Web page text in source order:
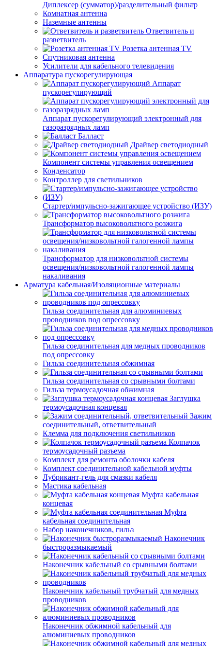
Диплексер (сумматор)/разделительный фильтр
Комнатная антенна
Наземные антенны
Ответвитель и
разветвитель
Розетка антенная TV
Спутниковая антенна
Усилители для кабельного телевидения
Аппаратура пускорегулирующая
Аппарат
пускорегулирующий
Аппарат пускорегулирующий электронный для
газоразрядных ламп
Балласт
Драйвер светодиодный
Компонент системы управления освещением
Конденсатор
Контроллер для светильников
Стартер/импульсно-зажигающее устройство (ИЗУ)
Трансформатор высоковольтного розжига
Трансформатор для низковольтной системы
освещения/низковольтной галогенной лампы
накаливания
Арматура кабельная/Изоляционные материалы
Гильза соединительная для алюминиевых
проводников под опрессовку
Гильза соединительная для медных проводников
под опрессовку
Гильза соединительная обжимная
Гильза соединительная со срывными болтами
Гильза термоусадочная обжимная
Заглушка
термоусадочная концевая
Зажим
соединительный, ответвительный
Клемма для подключения светильников
Колпачок
термоусадочный разъема
Комплект для ремонта оболочки кабеля
Комплект соединительной кабельной муфты
Лубрикант-гель для смазки кабеля
Мастика кабельная
Муфта кабельная
концевая
Муфта
кабельная соединительная
Набор наконечников, гильз
Наконечник
быстроразмыкаемый
Наконечник кабельный со срывными болтами
Наконечник кабельный трубчатый для медных
проводников
Наконечник обжимной кабельный для
алюминиевых проводников